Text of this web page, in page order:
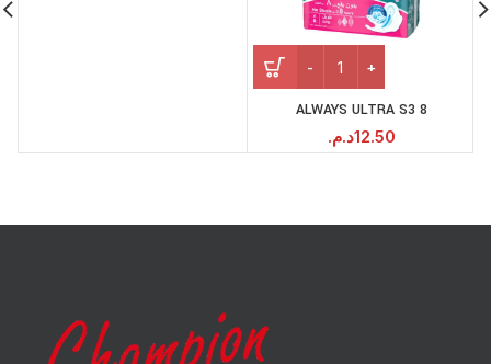
ALWAYS ULTRA S3 8
12.50د.م.